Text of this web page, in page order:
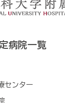
病院一覧
センター